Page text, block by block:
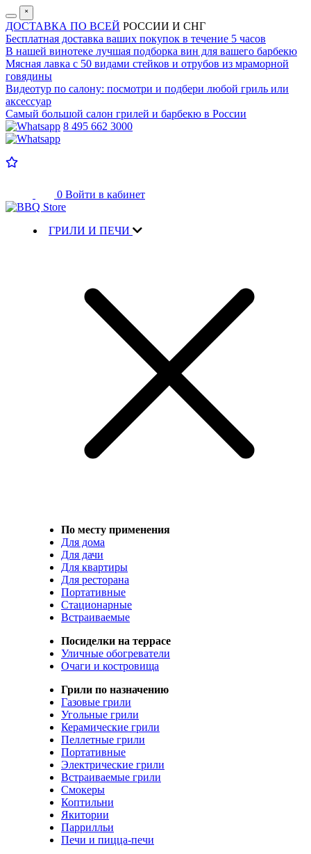
˟
ДОСТАВКА ПО ВСЕЙ РОССИИ И СНГ
Бесплатная доставка ваших покупок в течение 5 часов
В нашей винотеке лучшая подборка вин для вашего барбекю
Мясная лавка с 50 видами стейков и отрубов из мраморной
говядины
Видеотур по салону: посмотри и подбери любой гриль или
аксессуар
Самый большой салон грилей и барбекю в России
8 495 662 3000
0 Войти в кабинет
ГРИЛИ И ПЕЧИ
По месту применения
Для дома
Для дачи
Для квартиры
Для ресторана
Портативные
Стационарные
Встраиваемые
Посиделки на террасе
Уличные обогреватели
Очаги и костровища
Грили по назначению
Газовые грили
Угольные грили
Керамические грили
Пеллетные грили
Портативные
Электрические грили
Встраиваемые грили
Смокеры
Коптильни
Якитории
Паррилльи
Печи и пицца-печи